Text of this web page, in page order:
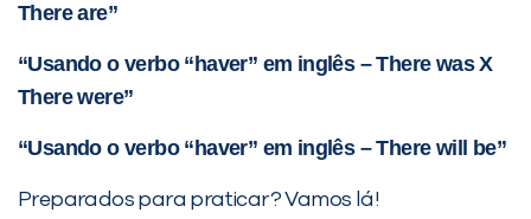
There are”
“Usando o verbo “haver” em inglês – There was X
There were”
“Usando o verbo “haver” em inglês – There will be”
Preparados para praticar? Vamos lá!